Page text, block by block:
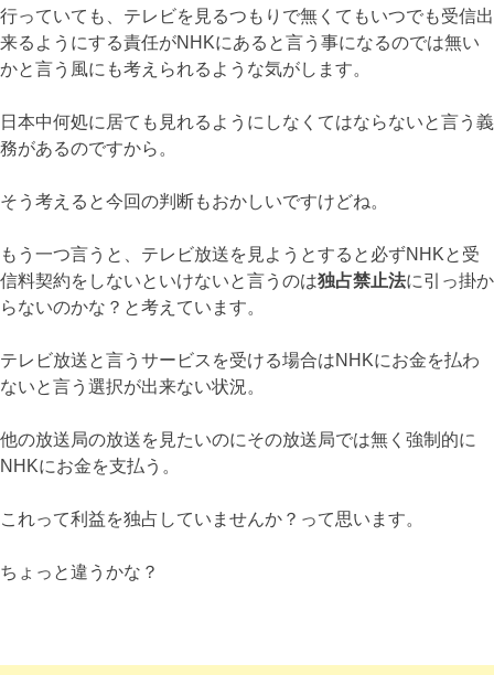
行っていても、テレビを見るつもりで無くてもいつでも受信出
来るようにする責任がNHKにあると言う事になるのでは無い
かと言う風にも考えられるような気がします。
日本中何処に居ても見れるようにしなくてはならないと言う義
務があるのですから。
そう考えると今回の判断もおかしいですけどね。
もう一つ言うと、テレビ放送を見ようとすると必ずNHKと受
信料契約をしないといけないと言うのは独占禁止法に引っ掛か
らないのかな？と考えています。
テレビ放送と言うサービスを受ける場合はNHKにお金を払わ
ないと言う選択が出来ない状況。
他の放送局の放送を見たいのにその放送局では無く強制的に
NHKにお金を支払う。
これって利益を独占していませんか？って思います。
ちょっと違うかな？